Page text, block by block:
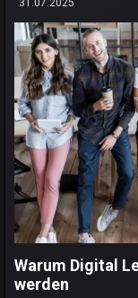
31.07.2025
Warum Digital
werden